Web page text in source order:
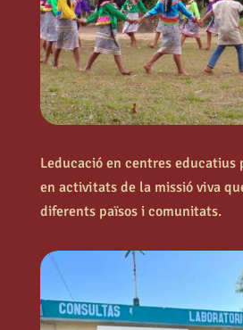
Leducació en centres educatius
en activitats de la missió viva
diferents països i comunitats.